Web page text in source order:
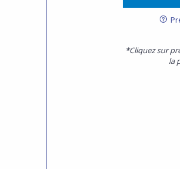
*Cliquez sur
la